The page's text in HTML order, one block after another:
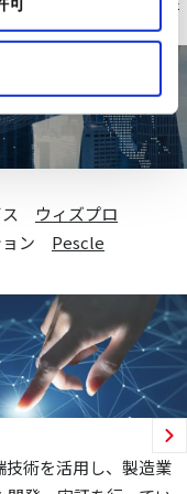
いたします
ス ウィズプロ
ョン Pescle
術を活用し、製造業